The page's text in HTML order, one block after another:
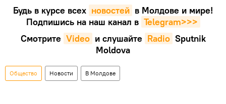
Будь в курсе всех новостей в Молдове и мире!
Подпишись на наш канал в Telegram>>>
Смотрите Video и слушайте Radio Sputnik
Moldova
Общество Новости В Молдове